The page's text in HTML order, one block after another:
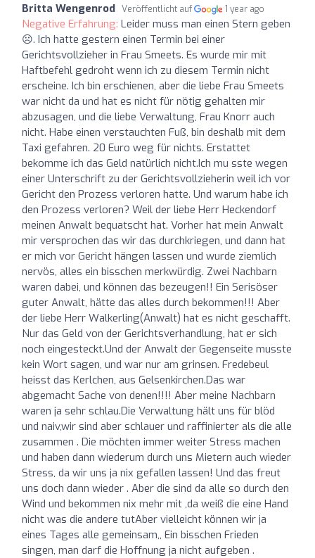
Britta Wengenrod Veröffentlicht auf 1 year ago
Negative Erfahrung: Leider muss man einen Stern geben
☹️. Ich hatte gestern einen Termin bei einer
Gerichtsvollzieher in Frau Smeets. Es wurde mir mit
Haftbefehl gedroht wenn ich zu diesem Termin nicht
erscheine. Ich bin erschienen, aber die liebe Frau Smeets
war nicht da und hat es nicht für nötig gehalten mir
abzusagen, und die liebe Verwaltung, Frau Knorr auch
nicht. Habe einen verstauchten Fuß, bin deshalb mit dem
Taxi gefahren. 20 Euro weg für nichts. Erstattet
bekomme ich das Geld natürlich nicht.Ich mu sste wegen
einer Unterschrift zu der Gerichtsvollzieherin weil ich vor
Gericht den Prozess verloren hatte. Und warum habe ich
den Prozess verloren? Weil der liebe Herr Heckendorf
meinen Anwalt bequatscht hat. Vorher hat mein Anwalt
mir versprochen das wir das durchkriegen, und dann hat
er mich vor Gericht hängen lassen und wurde ziemlich
nervös, alles ein bisschen merkwürdig. Zwei Nachbarn
waren dabei, und können das bezeugen!! Ein Serisöser
guter Anwalt, hätte das alles durch bekommen!!! Aber
der liebe Herr Walkerling(Anwalt) hat es nicht geschafft.
Nur das Geld von der Gerichtsverhandlung, hat er sich
noch eingesteckt.Und der Anwalt der Gegenseite musste
kein Wort sagen, und war nur am grinsen. Fredebeul
heisst das Kerlchen, aus Gelsenkirchen.Das war
abgemacht Sache von denen!!!! Aber meine Nachbarn
waren ja sehr schlau.Die Verwaltung hält uns für blöd
und naiv,wir sind aber schlauer und raffinierter als die alle
zusammen . Die möchten immer weiter Stress machen
und haben dann wiederum durch uns Mietern auch wieder
Stress, da wir uns ja nix gefallen lassen! Und das freut
uns doch dann wieder . Aber die sind da alle so durch den
Wind und bekommen nix mehr mit ,da weiß die eine Hand
nicht was die andere tutAber vielleicht können wir ja
eines Tages alle gemeinsam,, Ein bisschen Frieden
singen, man darf die Hoffnung ja nicht aufgeben .